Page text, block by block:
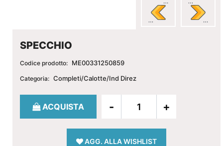
SPECCHIO
Codice prodotto: ME00331250859
Categoria: Completi/Calotte/Ind Direz
Quantità
ACQUISTA
AGG. ALLA WISHLIST